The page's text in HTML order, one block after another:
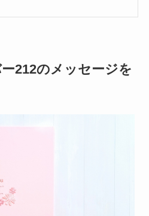
212のメッセージを